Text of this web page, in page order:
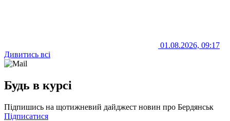
01.08.2026, 09:17
Дивитись всі
Будь в курсі
Підпишись на щотижневий дайджест новин про Бердянськ
Підписатися